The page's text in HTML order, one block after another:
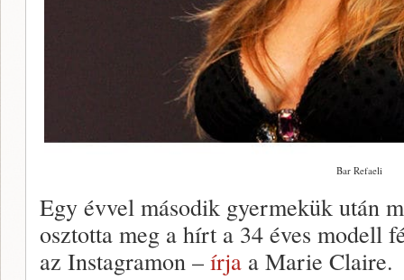
Bar Refaeli
Egy évvel második gyermekük után
osztotta meg a hírt a 34 éves modell
az Instagramon – írja a Marie Claire.